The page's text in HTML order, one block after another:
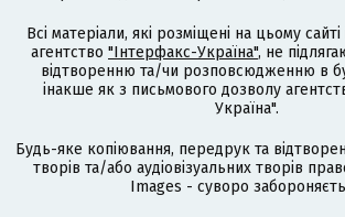
Всі матеріали, які розміщені на цьому
агентство "Інтерфакс-Україна", не
відтворенню та/чи розповсюдженню в
інакше як з письмового дозволу
Україна".
Будь-яке копіювання, передрук та
творів та/або аудіовізуальних творів
Images - суворо